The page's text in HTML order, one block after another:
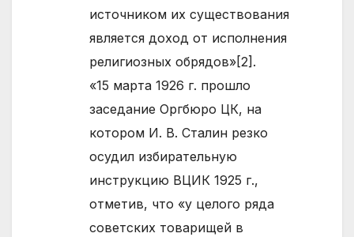
источником их существования
является доход от исполнения
религиозных обрядов»[2].
«15 марта 1926 г. прошло
заседание Оргбюро ЦК, на
котором И. В. Сталин резко
осудил избирательную
инструкцию ВЦИК 1925 г.,
отметив, что «у целого ряда
советских товарищей в